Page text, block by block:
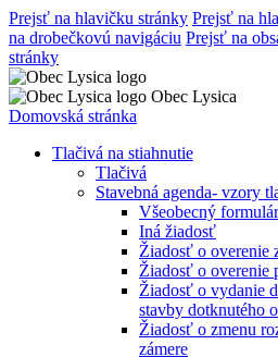
Prejsť na hlavičku stránky Prejsť na
na drobečkovú navigáciu Prejsť na
stránky
Obec Lysica
Domovská stránka
Tlačivá na stiahnutie
Tlačivá
Stavebná agenda- vzory
Všeobecný formulár
Iná žiadosť
Žiadosť o overenie
Žiadosť o overenie
Žiadosť o vydanie
stavby dotknutého
Žiadosť o zmenu
zámere